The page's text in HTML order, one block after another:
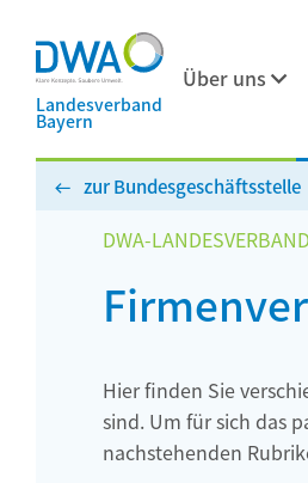
Landesverband
Bayern
Über uns
zur Bundesgeschäftsstelle
DWA-
Hier finden Sie
sind. Um für sich das
nachstehenden